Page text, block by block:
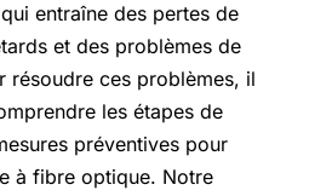
entraîne des pertes de
et des problèmes de
résoudre ces problèmes, il
les étapes de
préventives pour
à fibre optique. Notre